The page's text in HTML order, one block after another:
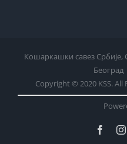
Кошаркашки савез Србије,
Београд
Copyright © 2020 KSS. All